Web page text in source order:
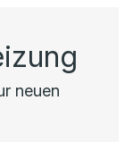
neuen